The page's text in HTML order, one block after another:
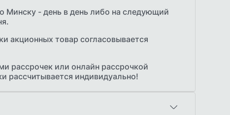
Минску - день в день либо на следующий
акционных товар согласовывается
рассрочек или онлайн рассрочкой
рассчитывается индивидуально!